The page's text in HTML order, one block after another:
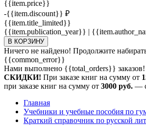
{{item.price}}
-{{item.discount}} ₽
{{item.title_limited}}
{{item.publication_year}} |
В КОРЗИНУ
Ничего не найдено! Продолжите
{{common_error}}
Нами выполнено {{total_orders}}
СКИДКИ! При заказе книг на сумму от
при заказе книг на сумму от 3000 руб. —
Главная
Учебники и учебные пособия по
Краткий справочник по русской